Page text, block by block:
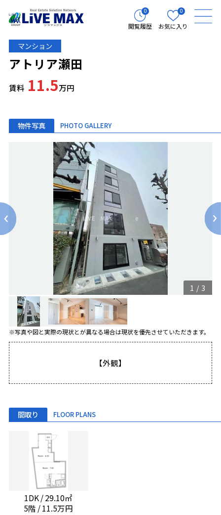
0
閲覧履歴
0
お気に入り
マンション
アトリア瀬田
賃料 11.5万円
物件写真 PHOTO GALLERY
1 / 3
※写真や図と実際の現状とが異なる場合は現状を優先させていただきます。
【外観】
間取り FLOOR PLANS
1DK / 29.10㎡
5階 / 11.5万円